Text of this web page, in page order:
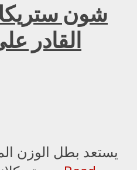
شون
القادر
يستعد بطل الوزن